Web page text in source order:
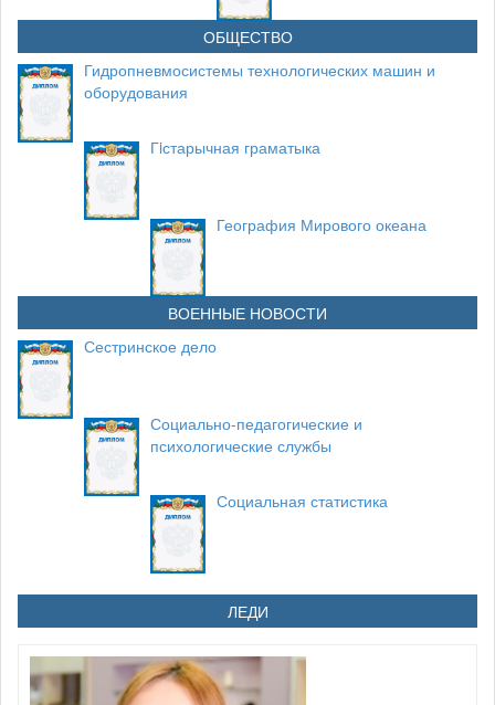
ОБЩЕСТВО
Гидропневмосистемы технологических машин и
оборудования
Гiстарычная граматыка
География Мирового океана
ВОЕННЫЕ НОВОСТИ
Сестринское дело
Социально-педагогические и
психологические службы
Социальная статистика
ЛЕДИ